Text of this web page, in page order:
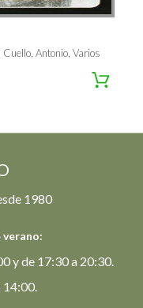
Antonio, Varios
1980
y de 17:30 a 20:30.